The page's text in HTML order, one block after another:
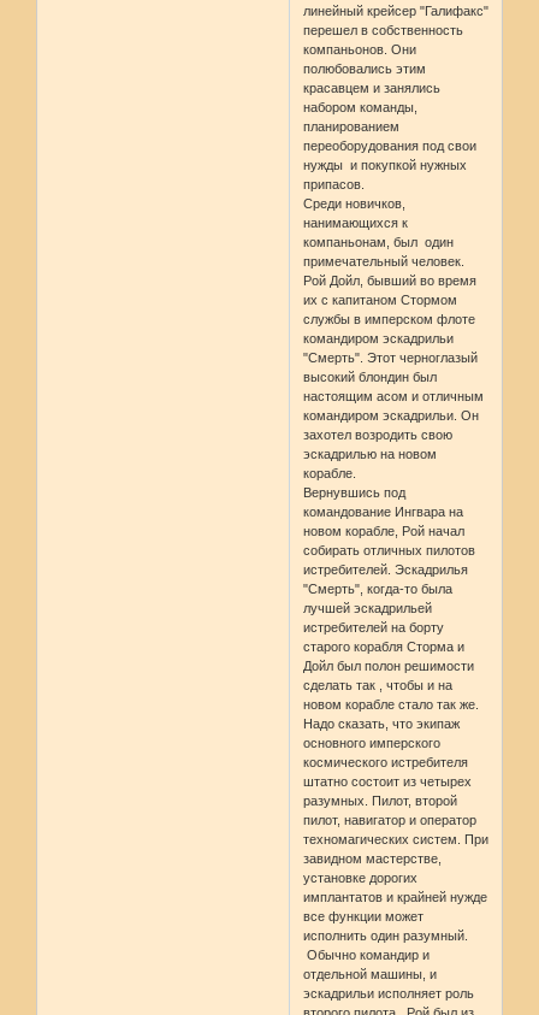
линейный крейсер "Галифакс"
перешел в собственность
компаньонов. Они
полюбовались этим
красавцем и занялись
набором команды,
планированием
переоборудования под свои
нужды и покупкой нужных
припасов.
Среди новичков,
нанимающихся к
компаньонам, был один
примечательный человек.
Рой Дойл, бывший во время
их с капитаном Стормом
службы в имперском флоте
командиром эскадрильи
"Смерть". Этот черноглазый
высокий блондин был
настоящим асом и отличным
командиром эскадрильи. Он
захотел возродить свою
эскадрилью на новом
корабле.
Вернувшись под
командование Ингвара на
новом корабле, Рой начал
собирать отличных пилотов
истребителей. Эскадрилья
"Смерть", когда-то была
лучшей эскадрильей
истребителей на борту
старого корабля Сторма и
Дойл был полон решимости
сделать так , чтобы и на
новом корабле стало так же.
Надо сказать, что экипаж
основного имперского
космического истребителя
штатно состоит из четырех
разумных. Пилот, второй
пилот, навигатор и оператор
техномагических систем. При
завидном мастерстве,
установке дорогих
имплантатов и крайней нужде
все функции может
исполнить один разумный.
Обычно командир и
отдельной машины, и
эскадрильи исполняет роль